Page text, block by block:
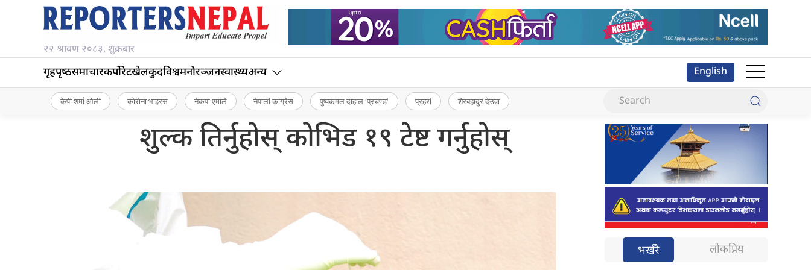
२२ श्रावण २०८३, शुक्रबार
गृहपृष्‍ठसमाचारकर्पोरेटखेलकुदविश्वमनोरञ्जनस्वास्थ्यअन्य English
केपी शर्मा ओली कोरोना भाइरस नेकपा एमाले नेपाली कांग्रेस पुष्पकमल दाहाल ‘प्रचण्ड’ प्रहरी शेरबहादुर देउवा
शुल्क तिर्नुहोस् कोभिड १९ टेष्ट गर्नुहोस्
भर्खरै लोकप्रिय